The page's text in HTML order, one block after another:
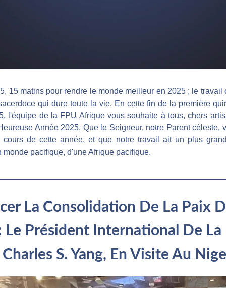
15 matins pour rendre le monde meilleur en 2025 ; le travail
qui dure toute la vie. En cette fin de la première
l'équipe de la FPU Afrique vous souhaite à tous, chers
Année 2025. Que le Seigneur, notre Parent céleste,
cours de cette année, et que notre travail ait un plus
monde pacifique, d'une Afrique pacifique.
La Consolidation De La Paix
Le Président International De La
S. Yang, En Visite Au